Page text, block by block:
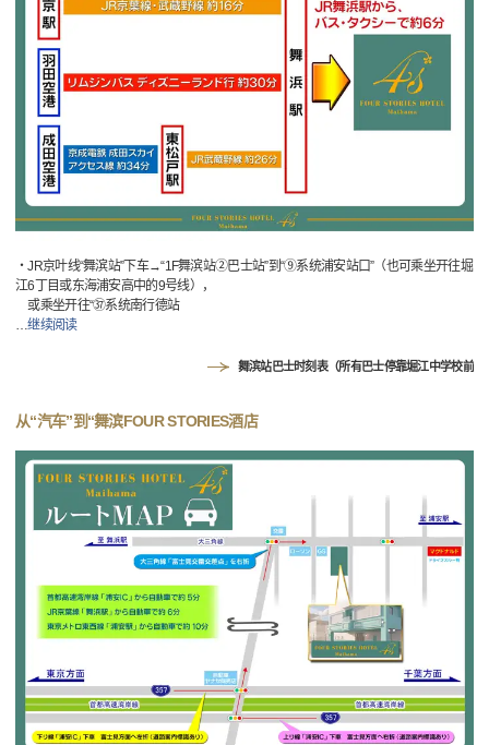
・JR京叶线“舞滨站”下车→“1F舞滨站②巴士站”到“⑨系统浦安站口”（也可乘坐开往堀
江6丁目或东海浦安高中的9号线），
或乘坐开往“㊲系统南行德站
…继续阅读
舞滨站巴士时刻表（所有巴士停靠堀江中学校前
从“汽车”到“舞滨FOUR STORIES酒店